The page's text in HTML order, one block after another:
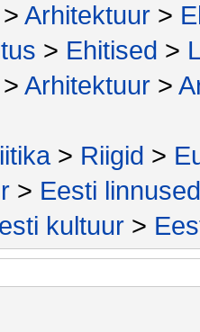
> Arhitektuur >
> Ehitised >
> Arhitektuur >
> Riigid >
> Eesti linnused
kultuur >